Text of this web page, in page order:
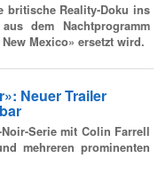
britische Reality-Doku ins
dem Nachtprogramm
Mexico» ersetzt wird.
Neuer Trailer
Noir-Serie mit Colin Farrell
mehreren prominenten